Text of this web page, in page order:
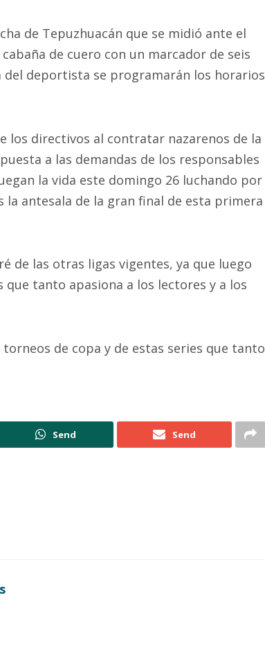
de Tepuzhuacán que se midió ante el
de cuero con un marcador de seis
del deportista se programarán los horarios
los directivos al contratar nazarenos de la
a las demandas de los responsables
la vida este domingo 26 luchando por
la antesala de la gran final de esta primera
de las otras ligas vigentes, ya que luego
tanto apasiona a los lectores y a los
de copa y de estas series que tanto
Send Send